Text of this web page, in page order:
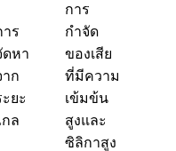
าร
ดหา
าก
ะยะ
กล
การ
กำจัด
ของเสีย
ที่มีความ
เข้มข้น
สูงและ
ซิลิกาสูง